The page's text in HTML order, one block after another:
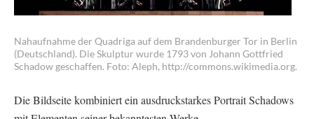
Nahaufnahme der Quadriga auf dem Brandenburger Tor in Berlin
(Deutschland). Die Skulptur wurde 1793 von Johann Gottfried
Schadow geschaffen. Foto: Aleph, http://commons.wikimedia.org.
Die Bildseite kombiniert ein ausdruckstarkes Portrait Schadows